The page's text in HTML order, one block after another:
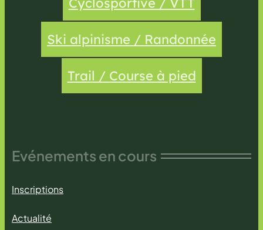
Ski alpinisme / Randonnée
Trail / Course à pied
Evénements en cours
Inscriptions
Actualité